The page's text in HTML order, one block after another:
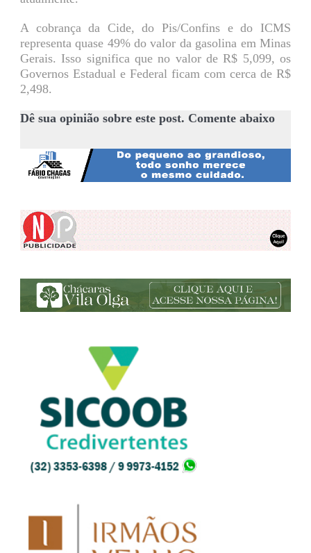
A cobrança da Cide, do Pis/Confins e do ICMS
representa quase 49% do valor da gasolina em Minas
Gerais. Isso significa que no valor de R$ 5,099, os
Governos Estadual e Federal ficam com cerca de R$
2,498.
Dê sua opinião sobre este post. Comente abaixo